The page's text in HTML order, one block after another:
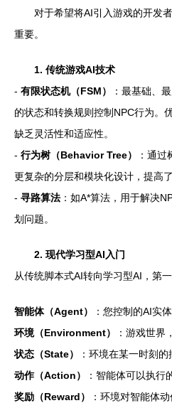
对于希望将AI引入游戏的开发
重要。
1. 传统游戏AI技术
- 有限状态机（FSM）
：最基础、
的状态和转换规则控制NPC行为。
缺乏灵活性和适应性。
- 行为树（Behavior Tree）
：通
更复杂的分层和模块化设计，提高
- 寻路算法 ：如A*算法，用于解决
划问题。
2. 现代学习型AI入门
从传统脚本式AI转向学习型AI，第
智能体（Agent）
：您控制的AI实体
环境（Environment）
：游戏世界
状态（State）
：环境在某一时刻的
动作（Action）
：智能体可以执行
奖励（Reward）
：环境对智能体